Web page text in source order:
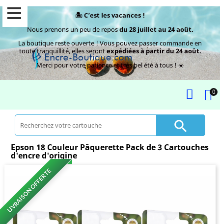
🏝️ C’est les vacances !
Nous prenons un peu de reposdu 28 juillet au 24 août.
La boutique reste ouverte ! Vous pouvez passer commande en
toute tranquillité, elles serontexpédiées à partir du 24 août.
Merci pour votre patience et très bel été à tous ! ☀️
0

Epson 18 Couleur Pâquerette Pack de 3 Cartouches
d'encre d'origine
LIVRAISON OFFERTE